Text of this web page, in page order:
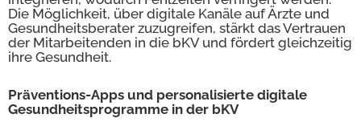
Die Möglichkeit, über digitale Kanäle auf Ärzte und
Gesundheitsberater zuzugreifen, stärkt das Vertrauen
der Mitarbeitenden in die bKV und fördert gleichzeitig
ihre Gesundheit.
Präventions-Apps und personalisierte digitale
Gesundheitsprogramme in der bKV